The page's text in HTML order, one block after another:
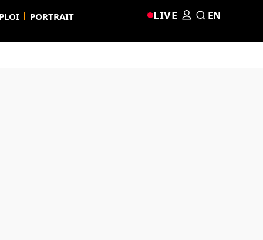
PORTRAIT LIVE EN